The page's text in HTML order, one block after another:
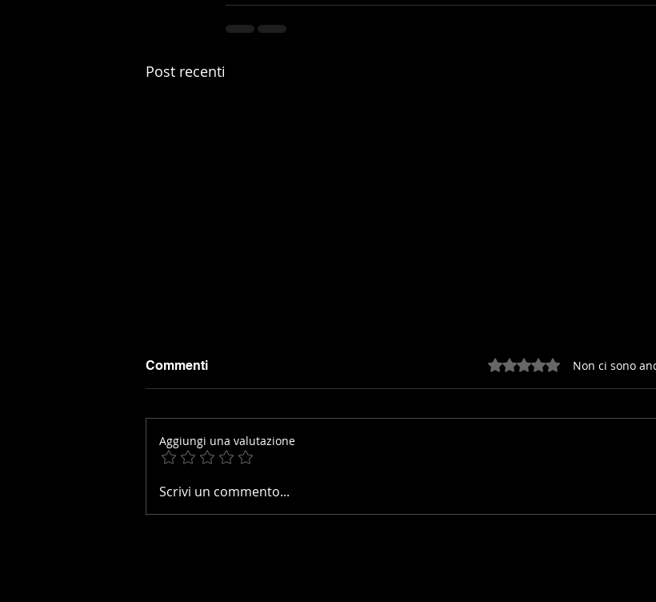
Post recenti
JULLIANGES CEI2*:
Commenti Valutazione 0 stelle su 5.
Non ci sono
Aggiungi una valutazione
Scrivi un commento...